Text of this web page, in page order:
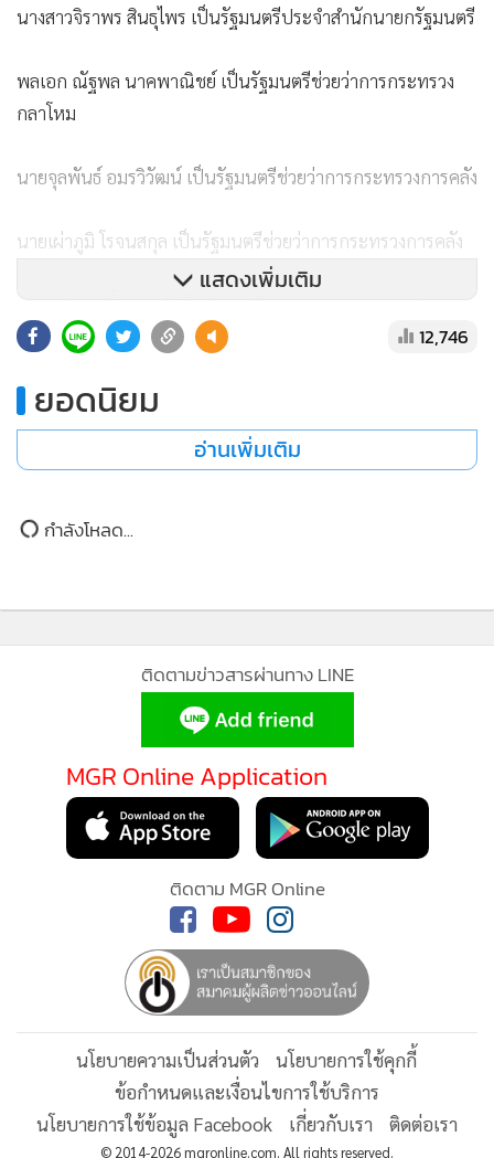
อาศัยอํานาจตามความในมาตรา 158 ของรัฐธรรมนูญแห่งราช
อาณาจักรไทย จึงทรงพระกรุณาโปรดเกล้าฯ แต่งตั้งรัฐมนตรี ดัง
ต่อไปนี้
นายภูมิธรรม เวชยชัย เป็นรองนายกรัฐมนตรี และรัฐมนตรีว่าการ
กระทรวงกลาโหม
นายสุริยะ จึงรุ่งเรืองกิจ เป็นรองนายกรัฐมนตรี และรัฐมนตรี
ว่าการกระทรวงคมนาคม
นายอนุทิน ชาญวีรกูล เป็นรองนายกรัฐมนตรี และรัฐมนตรี
ว่าการกระทรวงมหาดไทย
นายพีระพันธุ์ สาลีรัฐวิภาค เป็นรองนายกรัฐมนตรี และรัฐมนตรี
นายประเสริฐ จันทรรวงทอง เป็นรองนายกรัฐมนตรี และรัฐมนตรี
ว่าการกระทรวงดิจิทัลเพื่อเศรษฐกิจและสังคม
นายชูศักดิ์ ศิรินิล เป็นรัฐมนตรีประจำสำนักนายกรัฐมนตรี
นางสาวจิราพร สินธุไพร เป็นรัฐมนตรีประจำสำนักนายกรัฐมนตรี
นายจุลพันธ์ อมรวิวัฒน์ เป็นรัฐมนตรีช่วยว่าการกระทรวงการคลัง
นายเผ่าภูมิ โรจนสกุล เป็นรัฐมนตรีช่วยว่าการกระทรวงการคลัง
นายมาริษ เสงี่ยมพงษ์ เป็นรัฐมนตรีว่าการกระทรวงการต่าง
ประเทศ
12,746
ยอดนิยม
ติดตามข่าวสารผ่านทาง LINE
MGR Online Application
ติดตาม MGR Online